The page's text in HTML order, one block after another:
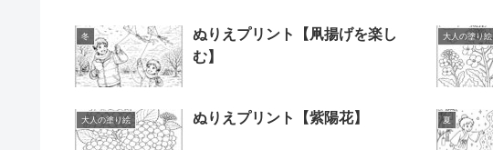
冬
ぬりえプリント【凧揚げを楽し
む】
大人の塗り絵
大人の塗り絵 ぬりえプリント【紫陽花】 夏